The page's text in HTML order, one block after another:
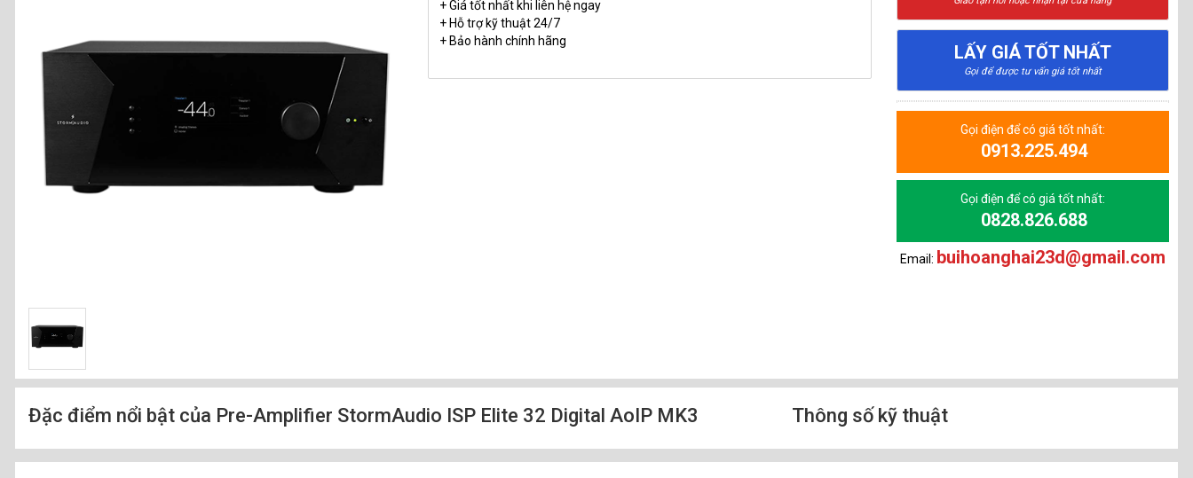
+ Giá tốt nhất khi liên hệ ngay
+ Hỗ trợ kỹ thuật 24/7
+ Bảo hành chính hãng
LẤY GIÁ TỐT NHẤT
Gọi để được tư vấn giá tốt nhất
Gọi điện để có giá tốt nhất:
0913.225.494
Gọi điện để có giá tốt nhất:
0828.826.688
Email: buihoanghai23d@gmail.com
Đặc điểm nổi bật của Pre-Amplifier StormAudio ISP Elite 32 Digital AoIP MK3 Thông số kỹ thuật